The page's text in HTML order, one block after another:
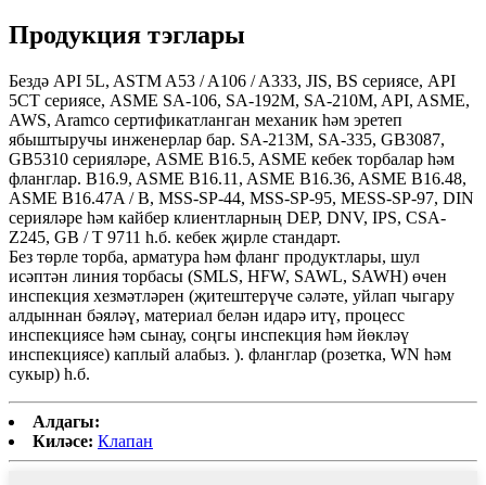
Продукция тэглары
Бездә API 5L, ASTM A53 / A106 / A333, JIS, BS сериясе, API
5CT сериясе, ASME SA-106, SA-192M, SA-210M, API, ASME,
AWS, Aramco сертификатланган механик һәм эретеп
ябыштыручы инженерлар бар. SA-213M, SA-335, GB3087,
GB5310 серияләре, ASME B16.5, ASME кебек торбалар һәм
фланглар. B16.9, ASME B16.11, ASME B16.36, ASME B16.48,
ASME B16.47A / B, MSS-SP-44, MSS-SP-95, MESS-SP-97, DIN
серияләре һәм кайбер клиентларның DEP, DNV, IPS, CSA-
Z245, GB / T 9711 һ.б. кебек җирле стандарт.
Без төрле торба, арматура һәм фланг продуктлары, шул
исәптән линия торбасы (SMLS, HFW, SAWL, SAWH) өчен
инспекция хезмәтләрен (җитештерүче сәләте, уйлап чыгару
алдыннан бәяләү, материал белән идарә итү, процесс
инспекциясе һәм сынау, соңгы инспекция һәм йөкләү
инспекциясе) каплый алабыз. ). фланглар (розетка, WN һәм
сукыр) һ.б.
Алдагы:
Киләсе: Клапан